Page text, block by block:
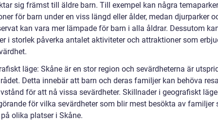
sig främst till äldre barn. Till exempel kan några
för barn under en viss längd eller ålder, medan djurparker
kan vara mer lämpade för barn i alla åldrar. Dessutom
i storlek påverka antalet aktiviteter och attraktioner som
läge: Skåne är en stor region och sevärdheterna är
Detta innebär att barn och deras familjer kan behöva
för att nå vissa sevärdheter. Skillnader i geografiskt
för vilka sevärdheter som blir mest besökta av familjer
olika platser i Skåne.